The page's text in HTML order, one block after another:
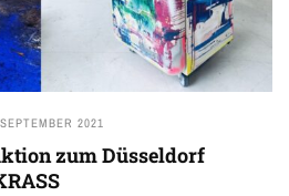
2021
zum Düsseldorf